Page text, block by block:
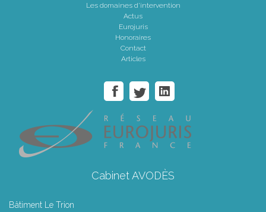
Les domaines d'intervention
Actus
Eurojuris
Honoraires
Contact
Articles
Cabinet AVODÈS
Bâtiment Le Trion